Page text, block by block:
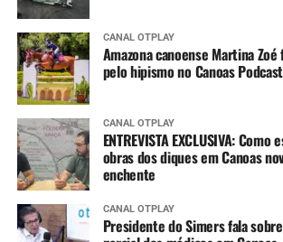
CANAL OTPLAY
Amazona canoense Martina
pelo hipismo no Canoas Podcast
CANAL OTPLAY
ENTREVISTA EXCLUSIVA:
obras dos diques em Canoas
enchente
CANAL OTPLAY
Presidente do Simers fala